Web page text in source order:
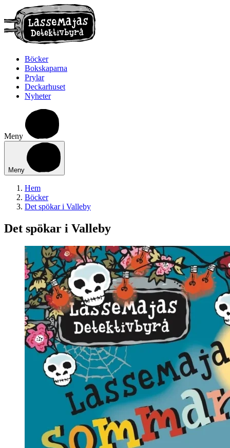
Böcker
Bokskaparna
Prylar
Deckarhuset
Nyheter
Meny
Meny
Hem
Böcker
Det spökar i Valleby
Det spökar i Valleby